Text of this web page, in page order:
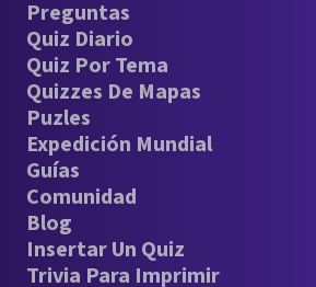
Preguntas
Quiz Diario
Quiz Por Tema
Quizzes De Mapas
Puzles
Expedición Mundial
Guías
Comunidad
Blog
Insertar Un Quiz
Trivia Para Imprimir